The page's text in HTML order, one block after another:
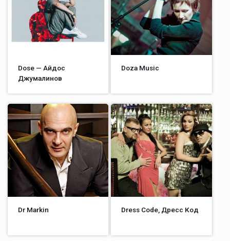
Dose — Айдос
Джумалинов
Doza Music
Dr Markin Dress Code, Дресс Код